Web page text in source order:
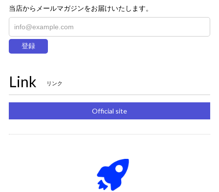
当店からメールマガジンをお届けいたします。
登録
Link リンク
Official site